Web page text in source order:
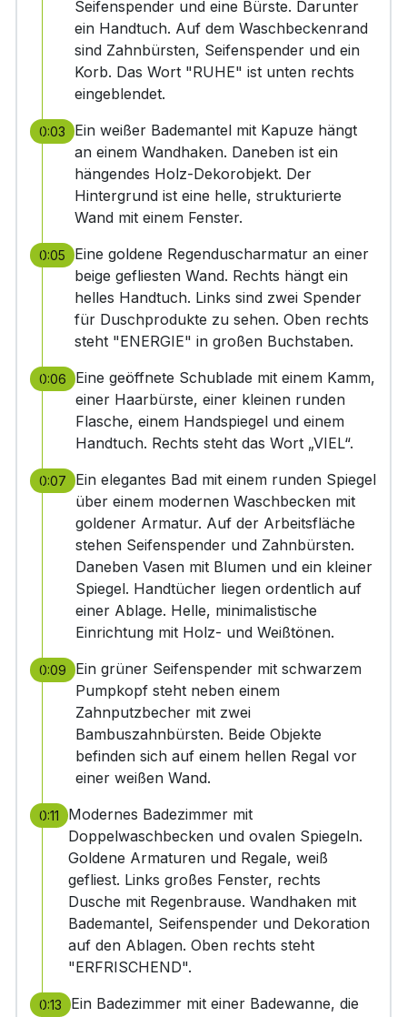
Seifenspender und eine Bürste. Darunter
ein Handtuch. Auf dem Waschbeckenrand
sind Zahnbürsten, Seifenspender und ein
Korb. Das Wort "RUHE" ist unten rechts
eingeblendet.
0:03
Ein weißer Bademantel mit Kapuze hängt
an einem Wandhaken. Daneben ist ein
hängendes Holz-Dekorobjekt. Der
Hintergrund ist eine helle, strukturierte
Wand mit einem Fenster.
0:05
Eine goldene Regenduscharmatur an einer
beige gefliesten Wand. Rechts hängt ein
helles Handtuch. Links sind zwei Spender
für Duschprodukte zu sehen. Oben rechts
steht "ENERGIE" in großen Buchstaben.
0:06
Eine geöffnete Schublade mit einem Kamm,
einer Haarbürste, einer kleinen runden
Flasche, einem Handspiegel und einem
Handtuch. Rechts steht das Wort „VIEL“.
0:07
Ein elegantes Bad mit einem runden Spiegel
über einem modernen Waschbecken mit
goldener Armatur. Auf der Arbeitsfläche
stehen Seifenspender und Zahnbürsten.
Daneben Vasen mit Blumen und ein kleiner
Spiegel. Handtücher liegen ordentlich auf
einer Ablage. Helle, minimalistische
Einrichtung mit Holz- und Weißtönen.
0:09
Ein grüner Seifenspender mit schwarzem
Pumpkopf steht neben einem
Zahnputzbecher mit zwei
Bambuszahnbürsten. Beide Objekte
befinden sich auf einem hellen Regal vor
einer weißen Wand.
0:11
Modernes Badezimmer mit
Doppelwaschbecken und ovalen Spiegeln.
Goldene Armaturen und Regale, weiß
gefliest. Links großes Fenster, rechts
Dusche mit Regenbrause. Wandhaken mit
Bademantel, Seifenspender und Dekoration
auf den Ablagen. Oben rechts steht
"ERFRISCHEND".
0:13
Ein Badezimmer mit einer Badewanne, die